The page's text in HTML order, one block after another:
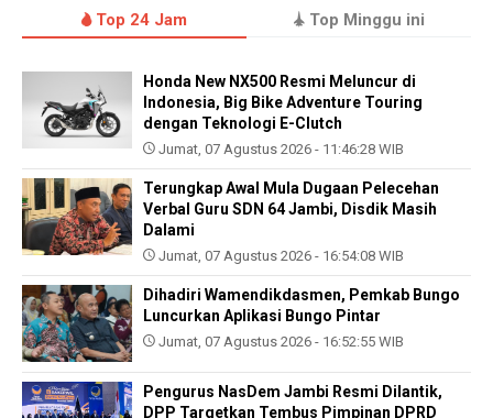
Top 24 Jam Top Minggu ini
Honda New NX500 Resmi Meluncur di
Indonesia, Big Bike Adventure Touring
dengan Teknologi E-Clutch
Jumat, 07 Agustus 2026 - 11:46:28 WIB
Terungkap Awal Mula Dugaan Pelecehan
Verbal Guru SDN 64 Jambi, Disdik Masih
Dalami
Jumat, 07 Agustus 2026 - 16:54:08 WIB
Dihadiri Wamendikdasmen, Pemkab Bungo
Luncurkan Aplikasi Bungo Pintar
Jumat, 07 Agustus 2026 - 16:52:55 WIB
Pengurus NasDem Jambi Resmi Dilantik,
DPP Targetkan Tembus Pimpinan DPRD